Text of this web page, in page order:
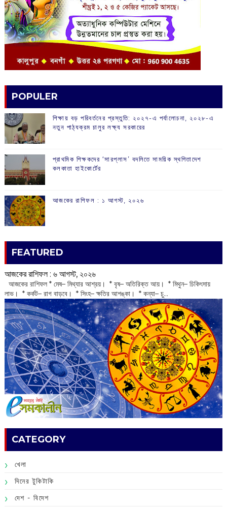
POPULER
শিক্ষায় বড় পরিবর্তনের প্রস্তুতি: ২০২৭-এ পর্যালোচনা, ২০২৮-এ
নতুন পাঠ্যক্রম চালুর লক্ষ্য সরকারের
প্রাথমিক শিক্ষকদের ‘সারপ্লাস’ বদলিতে সাময়িক স্থগিতাদেশ
কলকাতা হাইকোর্টের
আজকের রাশিফল :‌ ‌‌১ আগস্ট, ২০২৬
FEATURED
আজকের রাশিফল :‌ ‌‌৬ আগস্ট, ২০২৬
‌ আজকের রাশিফল * মেষ– মিথ্যার আশ্রয়। * বৃষ– অতিরিক্ত আয়। * মিথুন– চিকিৎসায়
লাভ। * কর্কট– রাগ বাড়বে। * সিংহ– ক্ষতির আশঙ্কা। * কন্যা– চু...
CATEGORY
খেলা
দিনের টুকিটাকি
দেশ - বিদেশ